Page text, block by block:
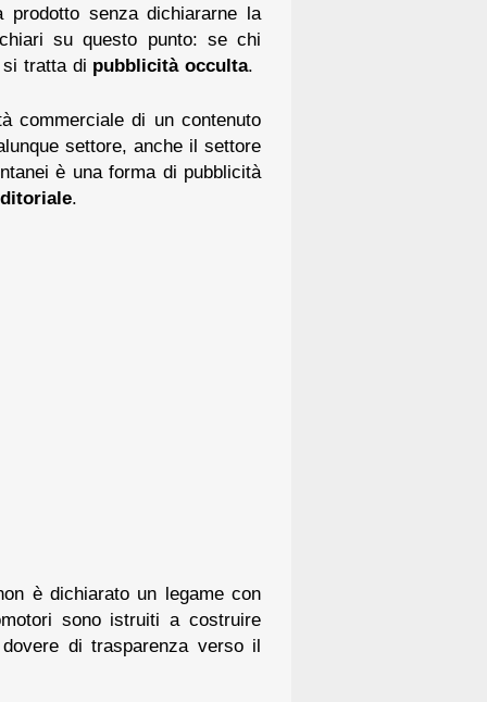
senza dichiararne la
su questo punto: se chi
tratta di pubblicità occulta.
commerciale di un contenuto
settore, anche il settore
è una forma di pubblicità
.
è dichiarato un legame con
sono istruiti a costruire
di trasparenza verso il